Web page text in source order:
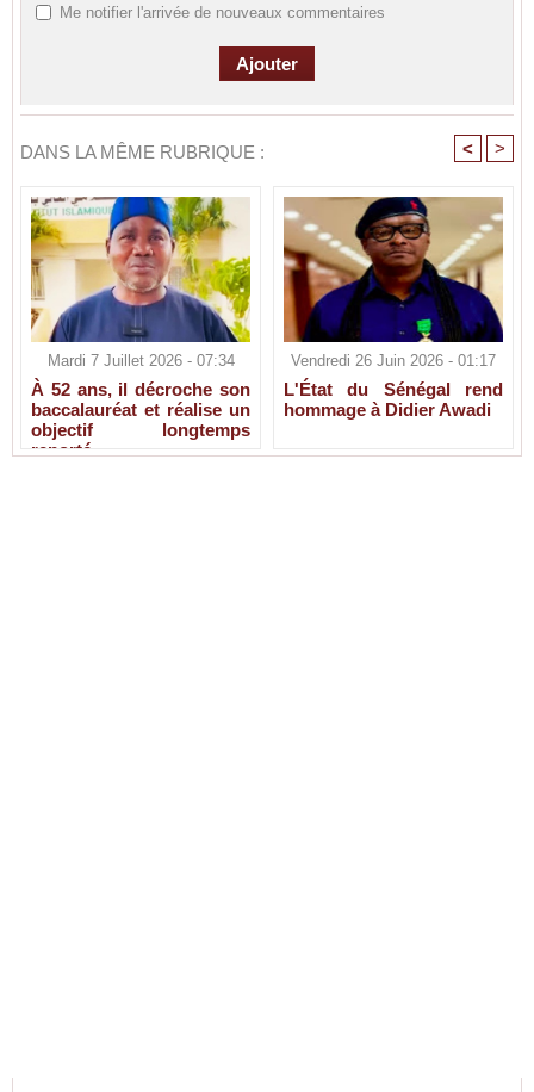
Me notifier l'arrivée de nouveaux commentaires
DANS LA MÊME RUBRIQUE : < >
Mardi 7 Juillet 2026 - 07:34
À 52 ans, il décroche son
baccalauréat et réalise un
objectif longtemps
reporté
Vendredi 26 Juin 2026 - 01:17
L'État du Sénégal rend
hommage à Didier Awadi